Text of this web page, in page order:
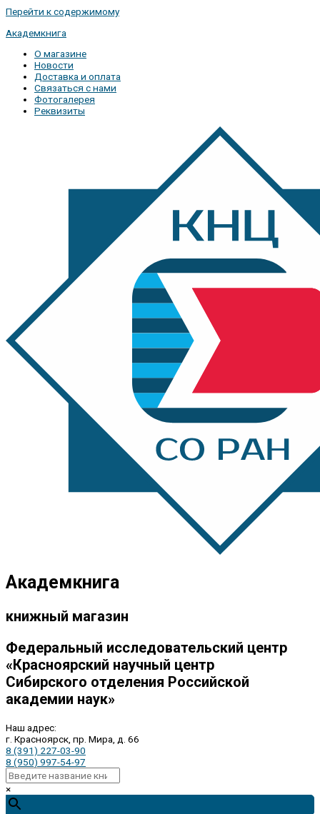
Перейти к содержимому
Академкнига
О магазине
Новости
Доставка и оплата
Связаться с нами
Фотогалерея
Реквизиты
Академкнига
книжный магазин
Федеральный исследовательский центр
«Красноярский научный центр
Сибирского отделения Российской
академии наук»
Наш адрес:
г. Красноярск, пр. Мира, д. 66
8 (391) 227-03-90
8 (950) 997-54-97
×